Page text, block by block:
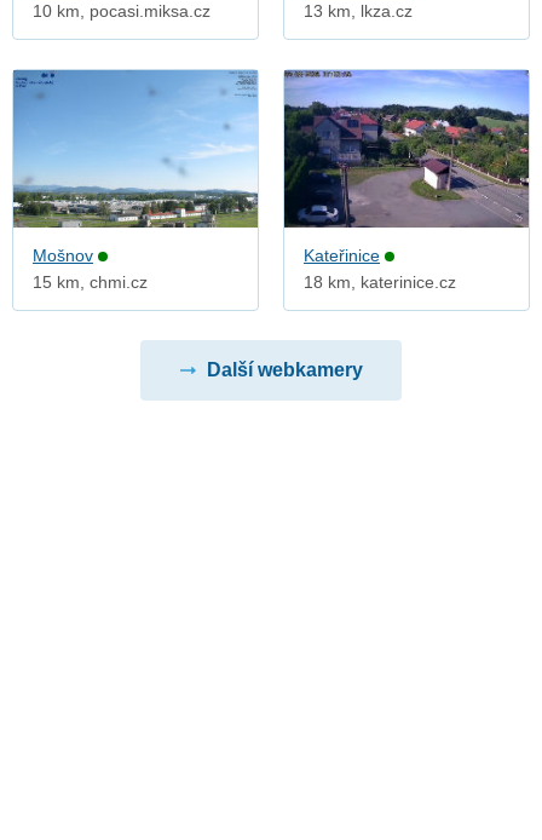
10 km, pocasi.miksa.cz
13 km, lkza.cz
Mošnov
15 km, chmi.cz
Kateřinice
18 km, katerinice.cz
Další webkamery